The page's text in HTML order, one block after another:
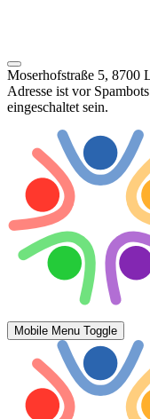
Moserhofstraße 5, 8700
Adresse ist vor
eingeschaltet sein.
Mobile Menu Toggle